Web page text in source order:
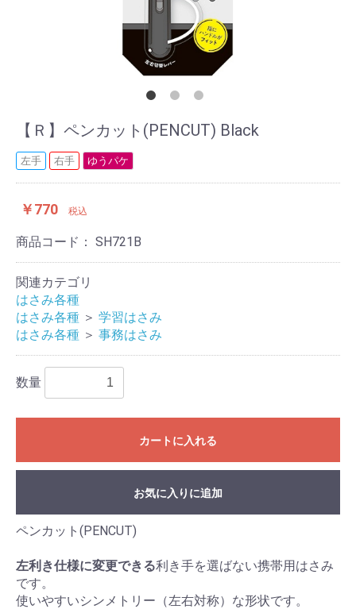
【Ｒ】ペンカット(PENCUT) Black
左手 右手 ゆうパケ
￥770 税込
商品コード： SH721B
関連カテゴリ
はさみ各種
はさみ各種 ＞ 学習はさみ
はさみ各種 ＞ 事務はさみ
数量
カートに入れる
お気に入りに追加
ペンカット(PENCUT)
左利き仕様に変更できる利き手を選ばない携帯用はさみ
です。
使いやすいシンメトリー（左右対称）な形状です。